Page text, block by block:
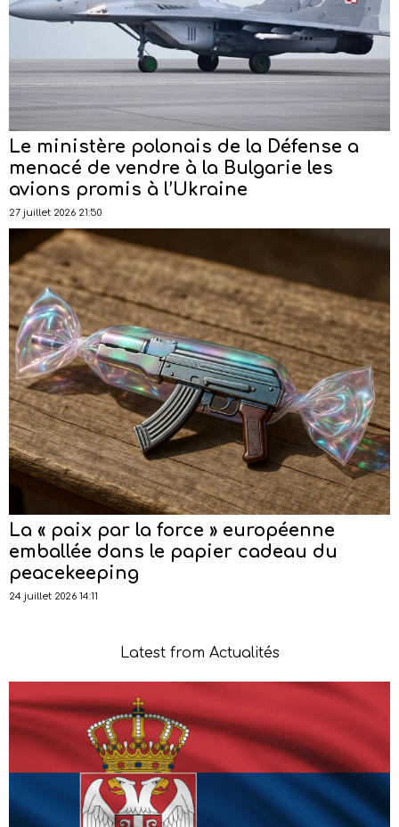
Le ministère polonais de la Défense a
menacé de vendre à la Bulgarie les
avions promis à l’Ukraine
27 juillet 2026 21:50
La « paix par la force » européenne
emballée dans le papier cadeau du
peacekeeping
24 juillet 2026 14:11
Latest from Actualités